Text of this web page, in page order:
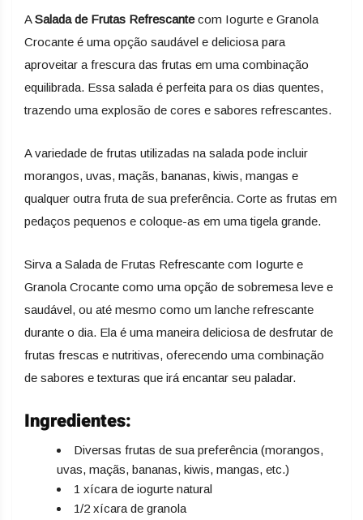
ASalada de Frutas Refrescantecom Iogurte e Granola
Crocante é uma opção saudável e deliciosa para
aproveitar a frescura das frutas em uma combinação
equilibrada. Essa salada é perfeita para os dias quentes,
trazendo uma explosão de cores e sabores refrescantes.
A variedade de frutas utilizadas na salada pode incluir
morangos, uvas, maçãs, bananas, kiwis, mangas e
qualquer outra fruta de sua preferência. Corte as frutas em
pedaços pequenos e coloque-as em uma tigela grande.
Sirva a Salada de Frutas Refrescante com Iogurte e
Granola Crocante como uma opção de sobremesa leve e
saudável, ou até mesmo como um lanche refrescante
durante o dia. Ela é uma maneira deliciosa de desfrutar de
frutas frescas e nutritivas, oferecendo uma combinação
de sabores e texturas que irá encantar seu paladar.
Ingredientes:
Diversas frutas de sua preferência (morangos,
uvas, maçãs, bananas, kiwis, mangas, etc.)
1 xícara de iogurte natural
1/2 xícara de granola